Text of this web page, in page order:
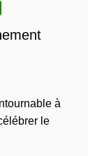
à
le